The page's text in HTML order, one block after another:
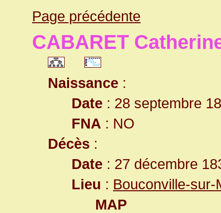
Page précédente
CABARET
Naissance :
Date : 28 septembre
FNA : NO
Décès :
Date : 27 décembre
Lieu : Bouconville-
MAP